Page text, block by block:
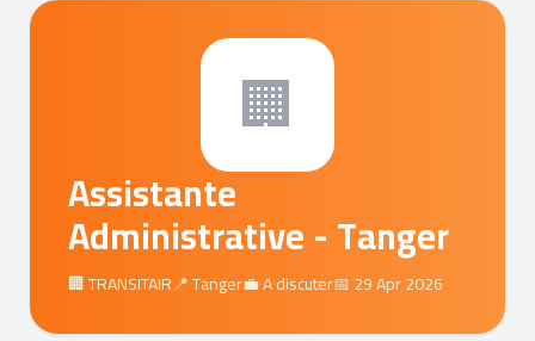
🏢
Assistante
Administrative - Tanger
🏢 TRANSITAIR📍 Tanger💼 A discuter📅 29 Apr 2026